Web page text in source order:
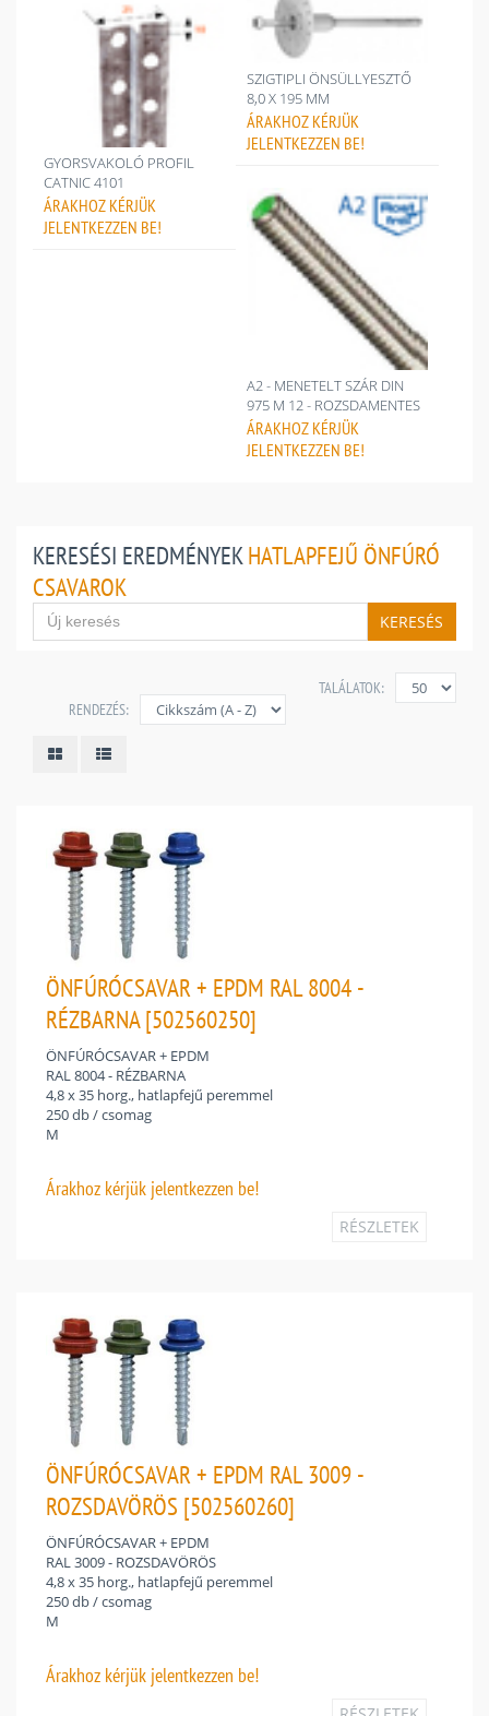
GYORSVAKOLÓ PROFIL
CATNIC 4101
ÁRAKHOZ KÉRJÜK
JELENTKEZZEN BE!
SZIGTIPLI ÖNSÜLLYESZTŐ
8,0 X 195 MM
ÁRAKHOZ KÉRJÜK
JELENTKEZZEN BE!
A2 - MENETELT SZÁR DIN
975 M 12 - ROZSDAMENTES
ÁRAKHOZ KÉRJÜK
JELENTKEZZEN BE!
KERESÉSI EREDMÉNYEK HATLAPFEJŰ ÖNFÚRÓ
CSAVAROK
KERESÉS
TALÁLATOK:
RENDEZÉS:
ÖNFÚRÓCSAVAR + EPDM RAL 8004 -
RÉZBARNA [502560250]
ÖNFÚRÓCSAVAR + EPDM
RAL 8004 - RÉZBARNA
4,8 x 35 horg., hatlapfejű peremmel
250 db / csomag
M
Árakhoz kérjük jelentkezzen be!
RÉSZLETEK
ÖNFÚRÓCSAVAR + EPDM RAL 3009 -
ROZSDAVÖRÖS [502560260]
ÖNFÚRÓCSAVAR + EPDM
RAL 3009 - ROZSDAVÖRÖS
4,8 x 35 horg., hatlapfejű peremmel
250 db / csomag
M
Árakhoz kérjük jelentkezzen be!